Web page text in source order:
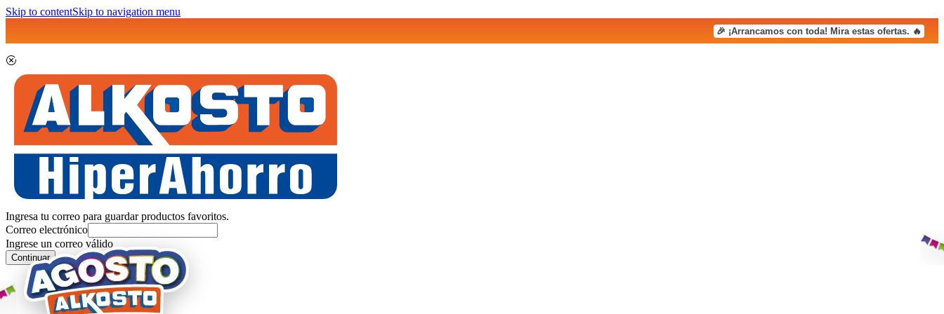
Skip to contentSkip to navigation menu
🎉 ¡Arrancamos con toda! Mira estas ofertas. 🔥
Ingresa tu correo para guardar productos favoritos.
Correo electrónico
Ingrese un correo válido
Continuar